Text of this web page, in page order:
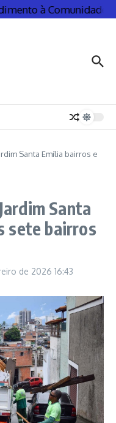
à Comunidade
Santa Emília bairros e
Santa
sete bairros
de 2026 16:43